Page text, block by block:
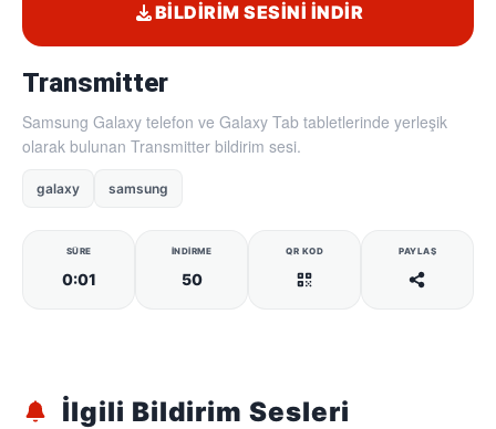
Transmitter
Samsung Galaxy telefon ve Galaxy Tab tabletlerinde yerleşik
olarak bulunan Transmitter bildirim sesi.
galaxy samsung
SÜRE
0:01
İNDIRME
50
QR KOD PAYLAŞ
BILDIRIM SESINI İNDIR
İlgili Bildirim Sesleri